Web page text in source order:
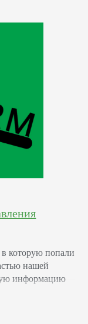
которую попали
нашей
информацию
и кому это
—